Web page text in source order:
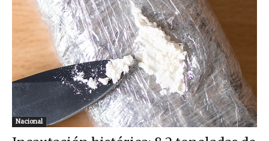
Nacional